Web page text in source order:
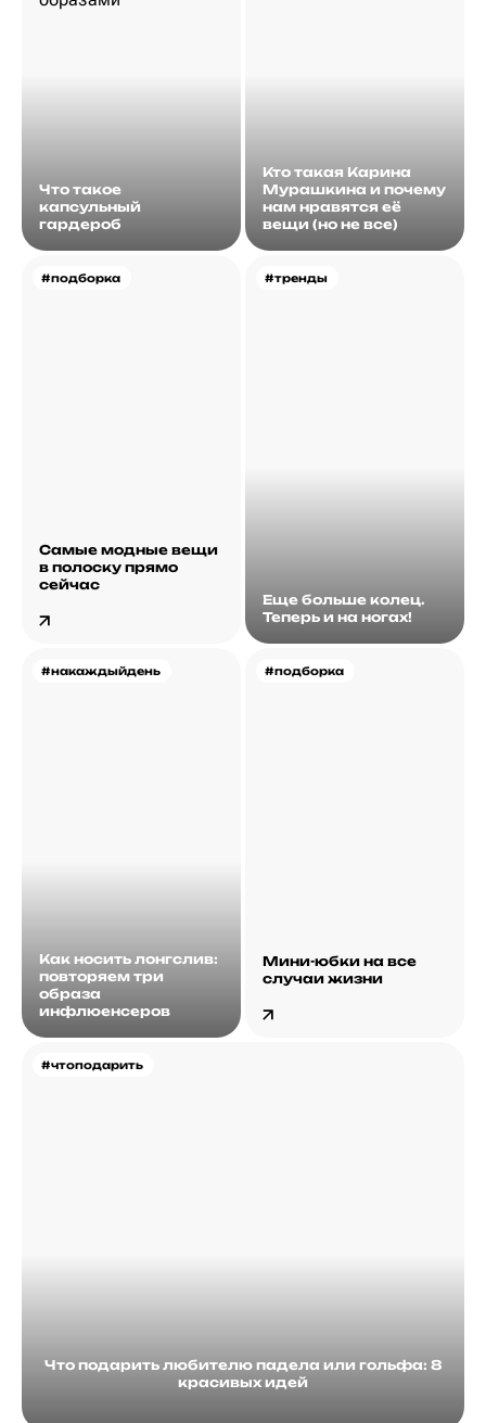
Что такое
капсульный
гардероб
Кто такая Карина
Мурашкина и почему
нам нравятся её
вещи (но не все)
#подборка
Самые модные вещи
в полоску прямо
сейчас
#тренды
Еще больше колец.
Теперь и на ногах!
#накаждыйдень
Как носить лонгслив:
повторяем три
образа
инфлюенсеров
#чтоподарить
Что подарить любителю падела или гольфа: 8
красивых идей
#подборка
Мини-юбки на все
случаи жизни